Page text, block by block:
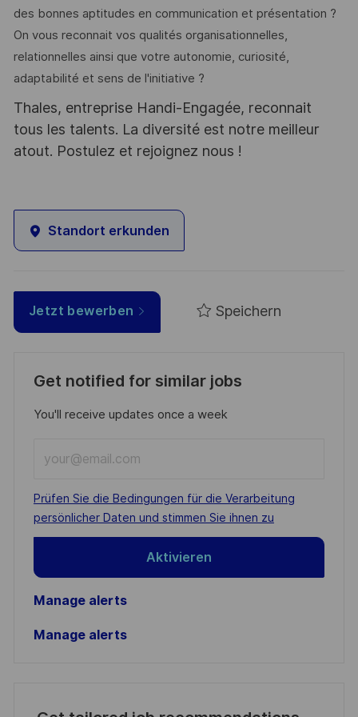
des bonnes aptitudes en communication et présentation ?
On vous reconnait vos qualités organisationnelles,
relationnelles ainsi que votre autonomie, curiosité,
adaptabilité et sens de l'initiative ?
Thales, entreprise Handi-Engagée, reconnait
tous les talents. La diversité est notre meilleur
atout. Postulez et rejoignez nous !
Standort erkunden
Jetzt bewerben Speichern
Get notified for similar jobs
You'll receive updates once a week
Email
address
(Required)
Required
Prüfen Sie die Bedingungen für die Verarbeitung
persönlicher Daten und stimmen Sie ihnen zu
Aktivieren
Manage alerts
Manage alerts